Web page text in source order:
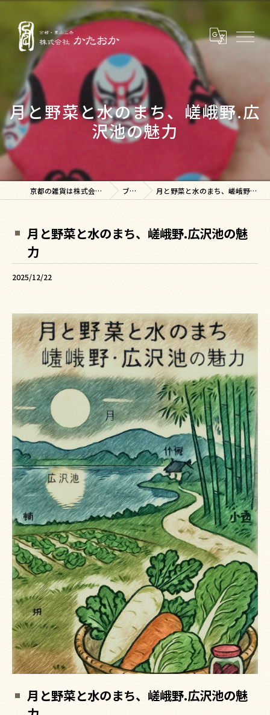
月と野菜と水のまち、嵯峨野.広
沢池の魅力
京都の雑貨は株式会社かたおか ブログ 月と野菜と水のまち、嵯峨野.広沢池の魅力
月と野菜と水のまち、嵯峨野.広沢池の魅
力
2025/12/22
月と野菜と水のまち、嵯峨野.広沢池の魅